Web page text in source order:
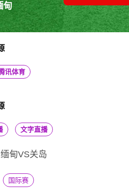
甸
讯体育
文字直播
甸VS关岛
国际赛